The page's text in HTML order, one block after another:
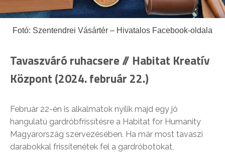
Fotó: Szentendrei Vásártér – Hivatalos Facebook-oldala
Tavaszváró ruhacsere // Habitat Kreatív
Központ (2024. február 22.)
Február 22-én is alkalmatok nyílik majd egy jó
hangulatú gardróbfrissítésre a Habitat for Humanity
Magyarország szervezésében. Ha már most tavaszi
darabokkal frissítenétek fel a gardróbotokat,